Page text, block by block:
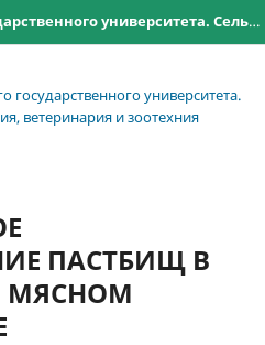
Вестник Ошского государственного университета. Сельское хозяйство: агрономия, ветеринария и зоотехния
университета.
ветеринария и зоотехния
ПАСТБИЩ В
МЯСНОМ